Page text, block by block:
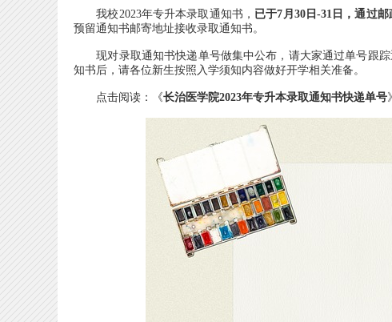
我校2023年专升本录取通知书， 已于7月30日-31日，通过
预留通知书邮寄地址接收录取通知书。
现对录取通知书快递单号做集中公布，请大家通过单号跟踪
知书后，请各位新生按照入学须知内容做好开学相关准备。
点击阅读：《长治医学院2023年专升本录取通知书快递单号》